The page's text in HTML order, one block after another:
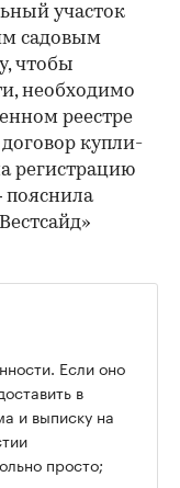
участок
садовым
чтобы
необходимо
реестре
купли-
регистрацию
пояснила
Если оно
в
и выписку на
просто;